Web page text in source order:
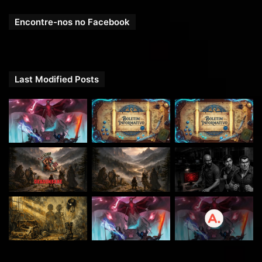
Kevin MacLeod em Incompetech –
Alexander Nakarada –
Free Stock Music –https://www.free-stock-
music.com
Chibola Productions –
https://assetstore.unity.com/publishers/6561
Contato
Instagram/Facebook/Twitter/Google+/YouTube
Encontre-nos no Facebook
Last Modified Posts